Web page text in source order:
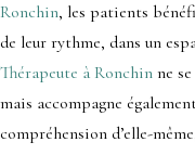
Ronchin, les patients
de leur rythme, dans un
Thérapeute à Ronchin ne
mais accompagne
compréhension d’elle-